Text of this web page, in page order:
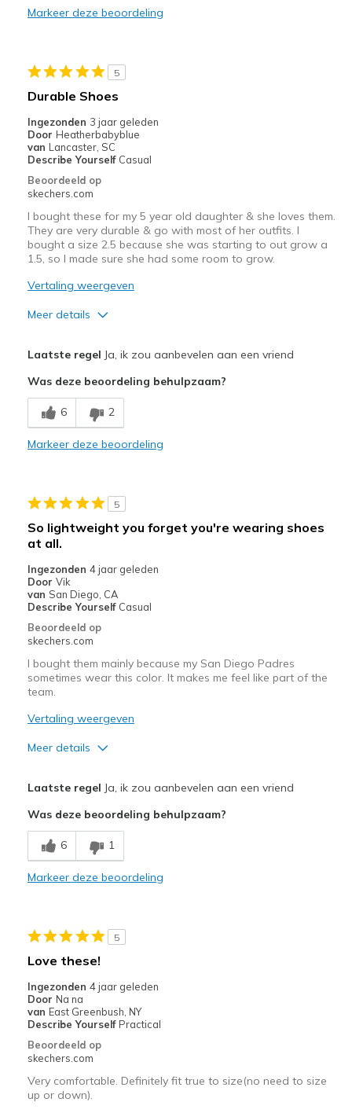
Markeer deze beoordeling
5
Durable Shoes
Ingezonden 3 jaar geleden
Door Heatherbabyblue
van Lancaster, SC
Describe Yourself Casual
Beoordeeld op
skechers.com
I bought these for my 5 year old daughter & she loves them.
They are very durable & go with most of her outfits. I
bought a size 2.5 because she was starting to out grow a
1.5, so I made sure she had some room to grow.
Vertaling weergeven
Meer details
Breathe Well
Comfortable
Casual Wear
Going Out
Width
Feels true to width
Sizing
View On Shoes
Laatste regel Ja, ik zou aanbevelen aan een vriend
Was deze beoordeling behulpzaam?
6 2
Markeer deze beoordeling
5
So lightweight you forget you're wearing shoes
at all.
Ingezonden 4 jaar geleden
Door Vik
van San Diego, CA
Describe Yourself Casual
Beoordeeld op
skechers.com
I bought them mainly because my San Diego Padres
sometimes wear this color. It makes me feel like part of the
team.
Vertaling weergeven
Meer details
Comfortable
Beste toepassingen
Casual Wear
Sizing
View On Shoes
Laatste regel Ja, ik zou aanbevelen aan een vriend
Was deze beoordeling behulpzaam?
6 1
Markeer deze beoordeling
5
Love these!
Ingezonden 4 jaar geleden
Door Na na
van East Greenbush, NY
Describe Yourself Practical
Beoordeeld op
skechers.com
Very comfortable. Definitely fit true to size(no need to size
up or down).